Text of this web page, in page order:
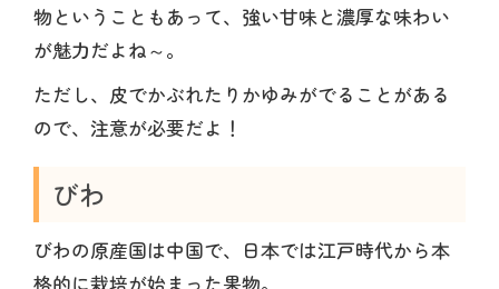
物ということもあって、強い甘味と濃厚な味わい
が魅力だよね～。
ただし、皮でかぶれたりかゆみがでることがある
ので、注意が必要だよ！
びわ
びわの原産国は中国で、日本では江戸時代から本
格的に栽培が始まった果物。